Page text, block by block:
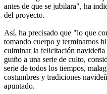
antes de que se jubilara", ha
del proyecto.
Así, ha precisado que "lo que
tomando cuerpo y terminamos
culminar la felicitación
guiño a una serie de culto,
serie de todos los tiempos,
costumbres y tradiciones
apuntado.